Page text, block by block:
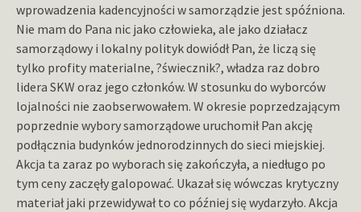
wprowadzenia kadencyjności w samorządzie jest spóźniona.
Nie mam do Pana nic jako człowieka, ale jako działacz
samorządowy i lokalny polityk dowiódł Pan, że liczą się
tylko profity materialne, ?świecznik?, władza raz dobro
lidera SKW oraz jego członków. W stosunku do wyborców
lojalności nie zaobserwowałem. W okresie poprzedzającym
poprzednie wybory samorządowe uruchomił Pan akcję
podłącznia budynków jednorodzinnych do sieci miejskiej.
Akcja ta zaraz po wyborach się zakończyła, a niedługo po
tym ceny zaczęły galopować. Ukazał się wówczas krytyczny
materiał jaki przewidywał to co później się wydarzyło. Akcja